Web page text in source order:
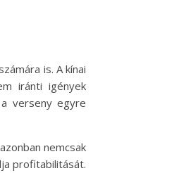
is. A kínai
iránti igények
verseny egyre
nemcsak
profitabilitását.